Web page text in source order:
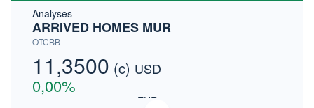
ACTIONNAIRES
Analyses
ARRIVED HOMES MUR
OTCBB
11,3500 (c) USD
0,00%
9,8195 EUR